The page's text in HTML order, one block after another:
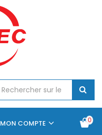
0
MON COMPTE